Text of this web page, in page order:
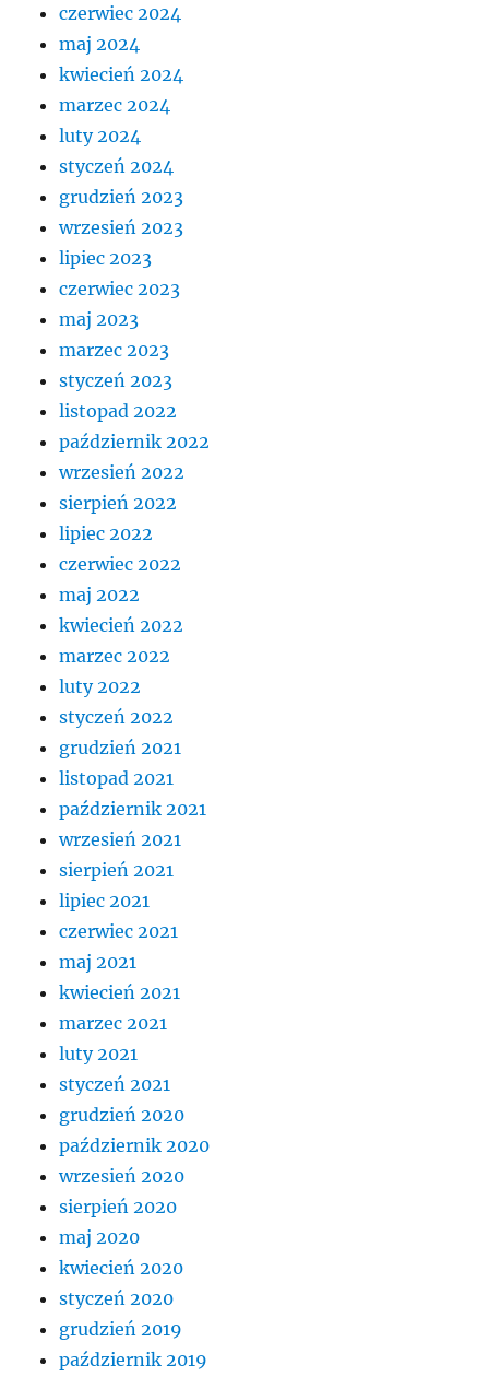
czerwiec 2024
maj 2024
kwiecień 2024
marzec 2024
luty 2024
styczeń 2024
grudzień 2023
wrzesień 2023
lipiec 2023
czerwiec 2023
maj 2023
marzec 2023
styczeń 2023
listopad 2022
październik 2022
wrzesień 2022
sierpień 2022
lipiec 2022
czerwiec 2022
maj 2022
kwiecień 2022
marzec 2022
luty 2022
styczeń 2022
grudzień 2021
listopad 2021
październik 2021
wrzesień 2021
sierpień 2021
lipiec 2021
czerwiec 2021
maj 2021
kwiecień 2021
marzec 2021
luty 2021
styczeń 2021
grudzień 2020
październik 2020
wrzesień 2020
sierpień 2020
maj 2020
kwiecień 2020
styczeń 2020
grudzień 2019
październik 2019